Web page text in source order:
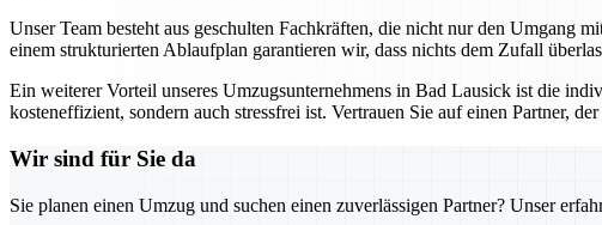
Unser Team besteht aus geschulten Fachkräften, die nicht nur den Umgang
einem strukturierten Ablaufplan garantieren wir, dass nichts dem Zufall
Ein weiterer Vorteil unseres Umzugsunternehmens in Bad Lausick ist die
kosteneffizient, sondern auch stressfrei ist. Vertrauen Sie auf einen Partner,
Wir sind für Sie da
Sie planen einen Umzug und suchen einen zuverlässigen Partner? Unser